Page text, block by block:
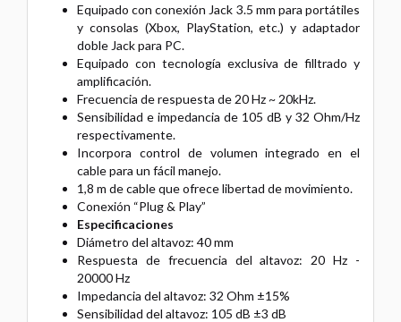
Equipado con conexión Jack 3.5 mm para portátiles
y consolas (Xbox, PlayStation, etc.) y adaptador
doble Jack para PC.
Equipado con tecnología exclusiva de filltrado y
amplificación.
Frecuencia de respuesta de 20 Hz ~ 20kHz.
Sensibilidad e impedancia de 105 dB y 32 Ohm/Hz
respectivamente.
Incorpora control de volumen integrado en el
cable para un fácil manejo.
1,8 m de cable que ofrece libertad de movimiento.
Conexión “Plug & Play”
Especificaciones
Diámetro del altavoz: 40 mm
Respuesta de frecuencia del altavoz: 20 Hz -
20000 Hz
Impedancia del altavoz: 32 Ohm ±15%
Sensibilidad del altavoz: 105 dB ±3 dB